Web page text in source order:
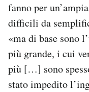
fanno per
difficili da
«ma di base sono
più grande, i cui
più […] sono
stato impedito